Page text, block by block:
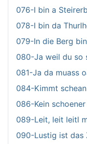
076-I bin a
078-I bin da
079-In die Berg
080-Ja weil du so
081-Ja da muass
084-Kimmt
086-Kein
089-Leit, leit leitl
090-Lustig ist das